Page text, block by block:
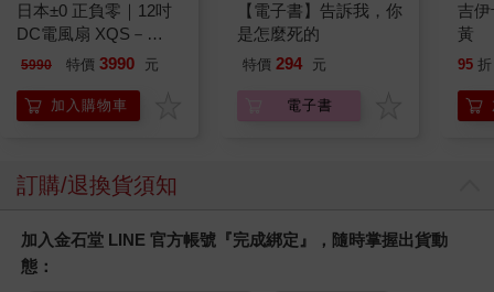
日本±0 正負零｜12吋
DC電風扇 XQS－
Y620 象牙白
5990 特價 3990 元
加入購物車
【電子書】告訴我，你
是怎麼死的
特價 294 元
電子書
吉
黃
95 折
訂購/退換貨須知
加入金石堂 LINE 官方帳號『完成綁定』，隨時掌握出貨動
態：